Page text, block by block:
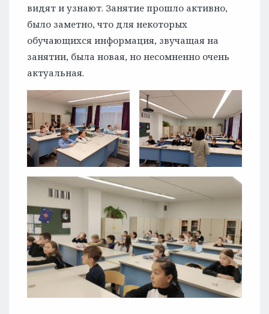
видят и узнают. Занятие прошло активно,
было заметно, что для некоторых
обучающихся информация, звучащая на
занятии, была новая, но несомненно очень
актуальная.